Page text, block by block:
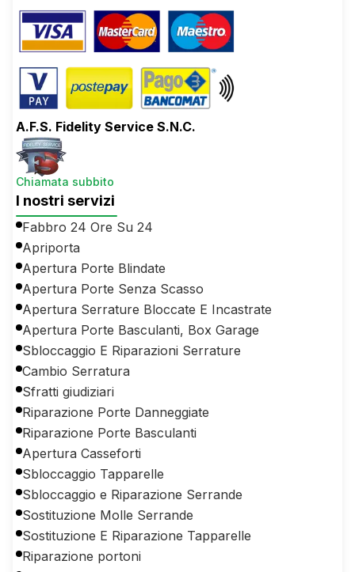
A.F.S. Fidelity Service S.N.C.
Chiamata subbito
I nostri servizi
Fabbro 24 Ore Su 24
Apriporta
Apertura Porte Blindate
Apertura Porte Senza Scasso
Apertura Serrature Bloccate E Incastrate
Apertura Porte Basculanti, Box Garage
Sbloccaggio E Riparazioni Serrature
Cambio Serratura
Sfratti giudiziari
Riparazione Porte Danneggiate
Riparazione Porte Basculanti
Apertura Casseforti
Sbloccaggio Tapparelle
Sbloccaggio e Riparazione Serrande
Sostituzione Molle Serrande
Sostituzione E Riparazione Tapparelle
Riparazione portoni